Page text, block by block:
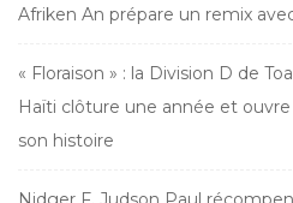
Afriken An prépare un remix
« Floraison » : la Division D de
Haïti clôture une année et
son histoire